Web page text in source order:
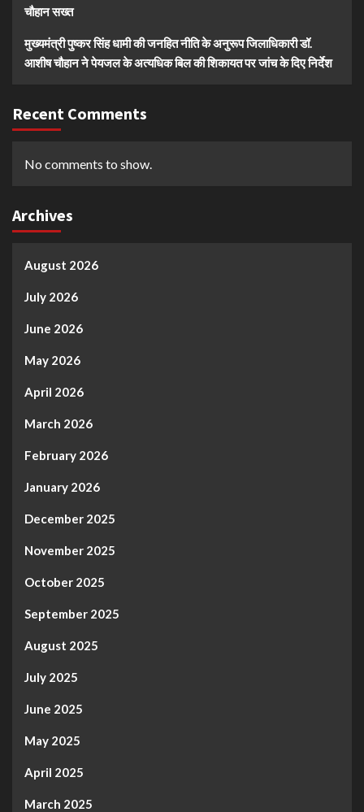
चौहान सख्त
मुख्यमंत्री पुष्कर सिंह धामी की जनहित नीति के अनुरूप जिलाधिकारी डॉ.
आशीष चौहान ने पेयजल के अत्यधिक बिल की शिकायत पर जांच के दिए निर्देश
Recent Comments
No comments to show.
Archives
August 2026
July 2026
June 2026
May 2026
April 2026
March 2026
February 2026
January 2026
December 2025
November 2025
October 2025
September 2025
August 2025
July 2025
June 2025
May 2025
April 2025
March 2025